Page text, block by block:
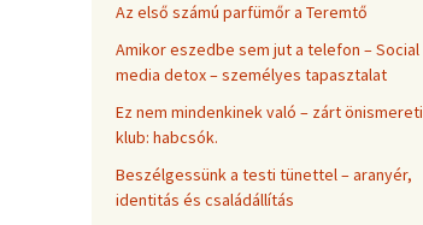
Az első számú parfümőr a Teremtő
Amikor eszedbe sem jut a telefon – Social
media detox – személyes tapasztalat
Ez nem mindenkinek való – zárt önismereti
klub: habcsók.
Beszélgessünk a testi tünettel – aranyér,
identitás és családállítás